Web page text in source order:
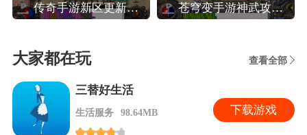
传奇手游新区更新攻略,热血传奇手机版新区人民币法师玩家晚八点前怎么升40级 苍穹变手游神武攻略,苍穹变高效玩转装备系统攻略
大家都在玩 查看全部
三替好生活
生活服务 98.64MB 下载游戏